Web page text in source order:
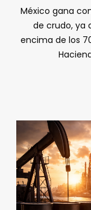
México gana
de crudo, ya
encima de los